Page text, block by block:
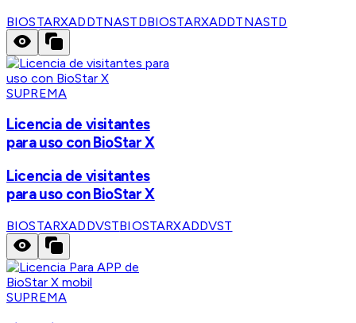
BIOSTARXADDTNASTDBIOSTARXADDTNASTD
SUPREMA
Licencia de visitantes
para uso con BioStar X
Licencia de visitantes
para uso con BioStar X
BIOSTARXADDVSTBIOSTARXADDVST
SUPREMA